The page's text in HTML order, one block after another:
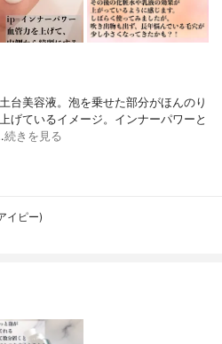
台美容液。泡を乗せた部分がほんのり
げているイメージ。インナーパワーと
続きを見る
イピー)